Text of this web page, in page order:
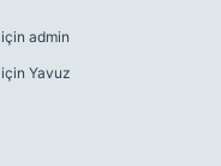
için admin
için Yavuz